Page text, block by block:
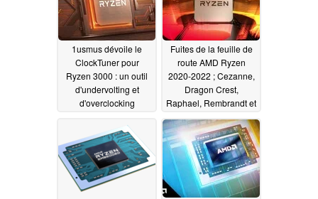
1usmus dévoile le
ClockTuner pour
Ryzen 3000 : un outil
d'undervolting et
d'overclocking
performance gratuite
de Zen 2, juste à temps
pour Rocket Lake S
08/24/2020
Fuites de la feuille de
route AMD Ryzen
2020-2022 ; Cezanne,
Dragon Crest,
Raphael, Rembrandt et
Van Gogh tous
détaillés08/24/2020